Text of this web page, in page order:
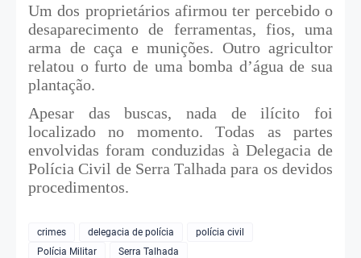
Um dos proprietários afirmou ter percebido o
desaparecimento de ferramentas, fios, uma
arma de caça e munições. Outro agricultor
relatou o furto de uma bomba d’água de sua
plantação.
Apesar das buscas, nada de ilícito foi
localizado no momento. Todas as partes
envolvidas foram conduzidas à Delegacia de
Polícia Civil de Serra Talhada para os devidos
procedimentos.
crimes delegacia de polícia
polícia civil
Polícia Militar
Serra Talhada